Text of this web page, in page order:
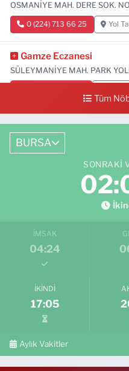
OSMANİYE MAH. DERE SOK.
0 (224) 713 66 25 Yol
Gamze Eczanesi
SÜLEYMANİYE MAH. PARK
Tüm
BURSA
SONRAKI
İMSAK
04:24
İKINDI
17:05
Aylık Vakitler